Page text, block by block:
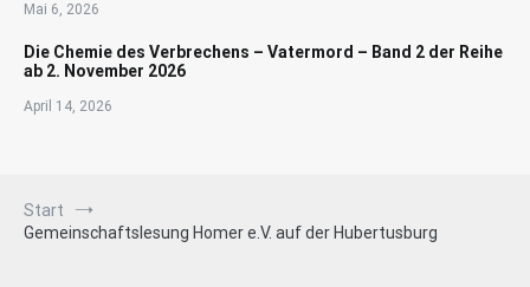
Mai 6, 2026
Die Chemie des Verbrechens – Vatermord – Band 2 der Reihe
ab 2. November 2026
April 14, 2026
Start
Gemeinschaftslesung Homer e.V. auf der Hubertusburg